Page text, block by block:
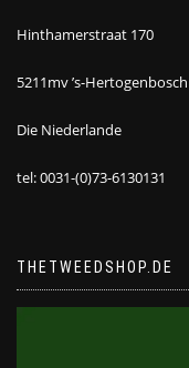
Hinthamerstraat 170
5211mv ’s-Hertogenbosch
Die Niederlande
tel: 0031-(0)73-6130131
THETWEEDSHOP.DE